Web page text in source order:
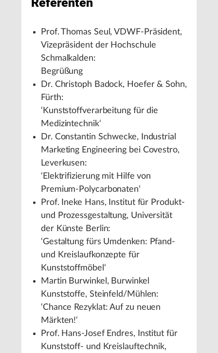
Prof. Thomas Seul, VDWF-Präsident,
Vizepräsident der Hochschule
Schmalkalden:
Begrüßung
Dr. Christoph Badock, Hoefer & Sohn,
Fürth:
‘Kunststoffverarbeitung für die
Medizintechnik‘
Dr. Constantin Schwecke, Industrial
Marketing Engineering bei Covestro,
Leverkusen:
‘Elektrifizierung mit Hilfe von
Premium-Polycarbonaten‘
Prof. Ineke Hans, Institut für Produkt-
und Prozessgestaltung, Universität
der Künste Berlin:
‘Gestaltung fürs Umdenken: Pfand-
und Kreislaufkonzepte für
Kunststoffmöbel‘
Martin Burwinkel, Burwinkel
Kunststoffe, Steinfeld/Mühlen:
‘Chance Rezyklat: Auf zu neuen
Märkten!‘
Prof. Hans-Josef Endres, Institut für
Kunststoff- und Kreislauftechnik,